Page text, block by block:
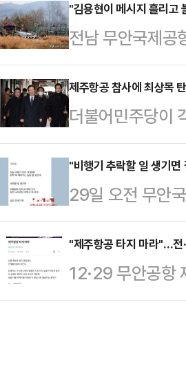
이 불편하다. 경
을 터뜨린 게 우
상황도 난형난제
다. 그저 대권 차
타임스는 지난
요 기사로 실으
"김용현이 메시지 흘리고
전남 무안국제공
회관계망서비스
다.30일 여러
있다. 한 누리꾼
기 사고도 예사
을 주장하는 이
초간 '817'이라
침'과…
제주항공 참사에 최상목
더불어민주당이
겸 기획재정부
운 입장을 보이
국이 더욱 혼란
다.29일 정치권
향해 '즉시 책임
서 통과시켰던
선회했다.이날
"비행기 추락할 일 생기
29일 오전 무안
기 추락 사고로
행기 추락하면
고 있다.이날 오
내 ○○ 소비하지
"제주항공 타지 마라"…전
12·29 무안공항
전·현직 직원들